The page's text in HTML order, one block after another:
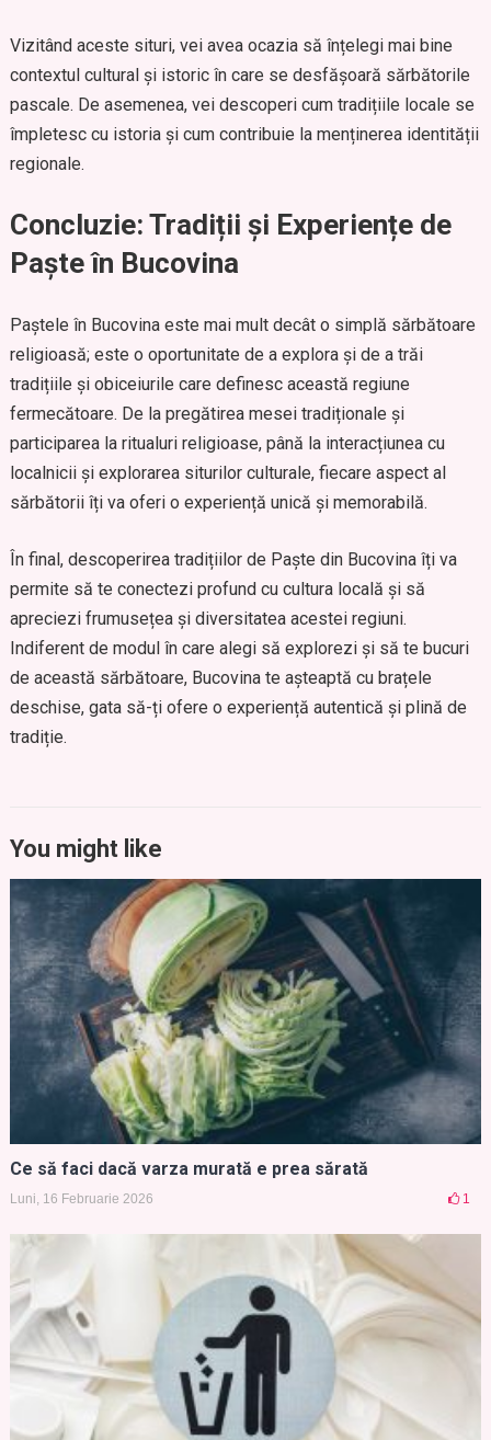
Vizitând aceste situri, vei avea ocazia să înțelegi mai bine
contextul cultural și istoric în care se desfășoară sărbătorile
pascale. De asemenea, vei descoperi cum tradițiile locale se
împletesc cu istoria și cum contribuie la menținerea identității
regionale.
Concluzie: Tradiții și Experiențe de
Paște în Bucovina
Paștele în Bucovina este mai mult decât o simplă sărbătoare
religioasă; este o oportunitate de a explora și de a trăi
tradițiile și obiceiurile care definesc această regiune
fermecătoare. De la pregătirea mesei tradiționale și
participarea la ritualuri religioase, până la interacțiunea cu
localnicii și explorarea siturilor culturale, fiecare aspect al
sărbătorii îți va oferi o experiență unică și memorabilă.
În final, descoperirea tradițiilor de Paște din Bucovina îți va
permite să te conectezi profund cu cultura locală și să
apreciezi frumusețea și diversitatea acestei regiuni.
Indiferent de modul în care alegi să explorezi și să te bucuri
de această sărbătoare, Bucovina te așteaptă cu brațele
deschise, gata să-ți ofere o experiență autentică și plină de
tradiție.
You might like
Ce să faci dacă varza murată e prea sărată
Luni, 16 Februarie 2026 1